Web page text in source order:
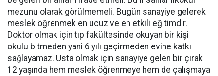
mezunu olarak görülmemeli. Bugün sanayiye gelerek
meslek öğrenmek en ucuz ve en etkili eğitimdir.
Doktor olmak için tıp fakültesinde okuyan bir kişi
okulu bitmeden yani 6 yılı geçirmeden evine katkı
sağlayamaz. Usta olmak için sanayiye gelen bir çırak
12 yaşında hem meslek öğrenmeye hem de çalışmaya